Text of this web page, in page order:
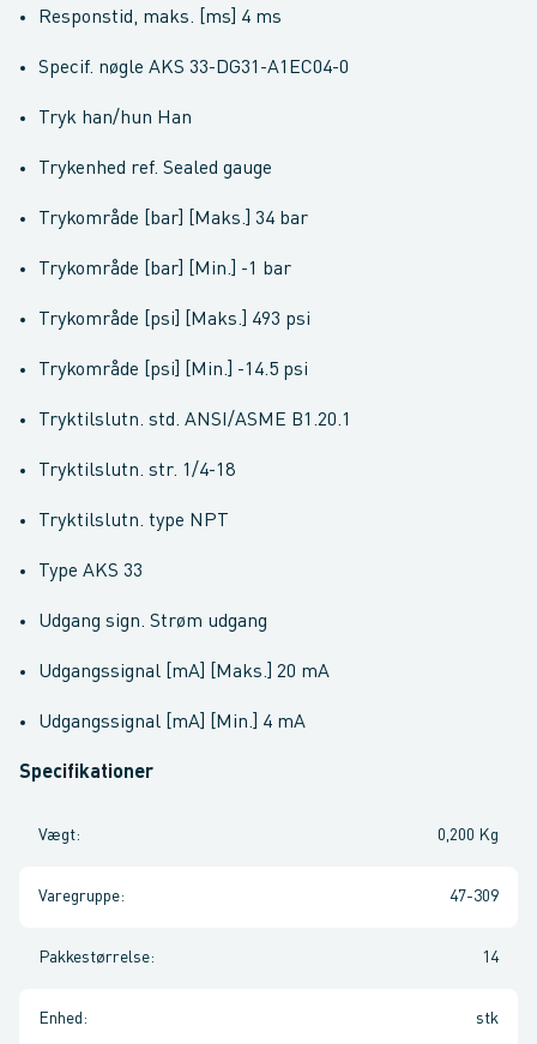
Responstid, maks. [ms] 4 ms
Specif. nøgle AKS 33-DG31-A1EC04-0
Tryk han/hun Han
Trykenhed ref. Sealed gauge
Trykområde [bar] [Maks.] 34 bar
Trykområde [bar] [Min.] -1 bar
Trykområde [psi] [Maks.] 493 psi
Trykområde [psi] [Min.] -14.5 psi
Tryktilslutn. std. ANSI/ASME B1.20.1
Tryktilslutn. str. 1/4-18
Tryktilslutn. type NPT
Type AKS 33
Udgang sign. Strøm udgang
Udgangssignal [mA] [Maks.] 20 mA
Udgangssignal [mA] [Min.] 4 mA
Specifikationer
Vægt: 0,200 Kg
Varegruppe: 47-309
Pakkestørrelse: 14
Enhed : stk